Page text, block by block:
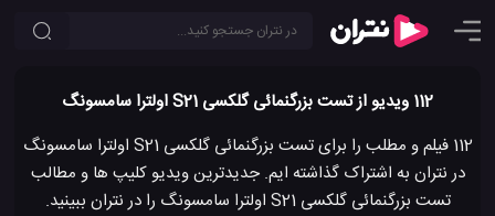
112 ویدیو از تست بزرگنمائی گلکسی S21 اولترا سامسونگ
112 فیلم و مطلب را برای تست بزرگنمائی گلکسی S21 اولترا سامسونگ
در نتران به اشتراک گذاشته ایم. جدیدترین ویدیو کلیپ ها و مطالب
تست بزرگنمائی گلکسی S21 اولترا سامسونگ را در نتران ببینید.